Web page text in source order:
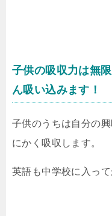
子供の吸収力は無
ん吸い込みます！
子供のうちは自分の
にかく吸収します。
英語も中学校に入っ